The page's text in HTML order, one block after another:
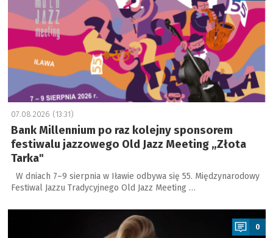
07.08.2026 (13:31)
Bank Millennium po raz kolejny sponsorem
festiwalu jazzowego Old Jazz Meeting „Złota
Tarka"
W dniach 7–9 sierpnia w Iławie odbywa się 55. Międzynarodowy
Festiwal Jazzu Tradycyjnego Old Jazz Meeting …
a
0